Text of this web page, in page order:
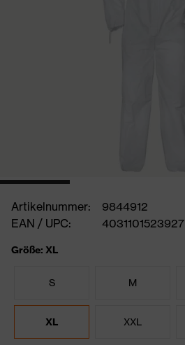
Artikelnummer:
9844912
EAN / UPC:
4031101523927
Größe: XL
S M
XL XXL